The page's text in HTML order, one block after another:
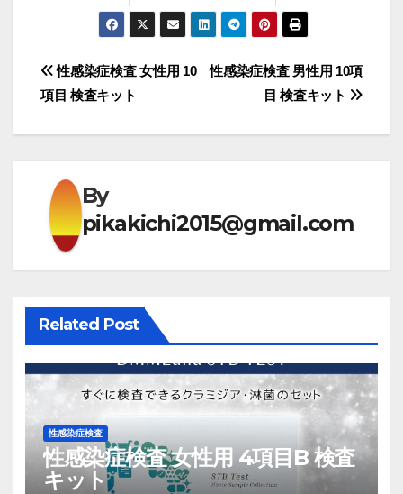
投
稿
ビ
ゲ
ー
ョ
ン
性感染症検査 男性用 10項
目 検査キット
性感染症検査 女性用 10
項目 検査キット
By
pikakichi2015@gmail.com
Related Post
性感染症検査
性感染症検査 女性用 4項目B 検査
キット